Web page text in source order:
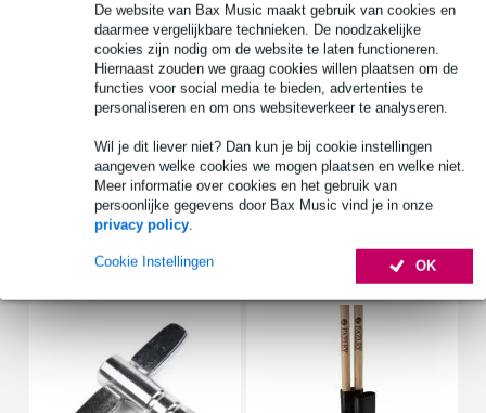
De website van Bax Music maakt gebruik van cookies en
daarmee vergelijkbare technieken. De noodzakelijke
cookies zijn nodig om de website te laten functioneren.
Hiernaast zouden we graag cookies willen plaatsen om de
functies voor social media te bieden, advertenties te
personaliseren en om ons websiteverkeer te analyseren.
Wil je dit liever niet? Dan kun je bij cookie instellingen
aangeven welke cookies we mogen plaatsen en welke niet.
Meer informatie over cookies en het gebruik van
persoonlijke gegevens door Bax Music vind je in onze
privacy policy.
OK
Cookie Instellingen
materiaal buitenkant: nylon
Bekijk alle productspecificaties
Bekijk ook eens (4)
Accessoires (11)